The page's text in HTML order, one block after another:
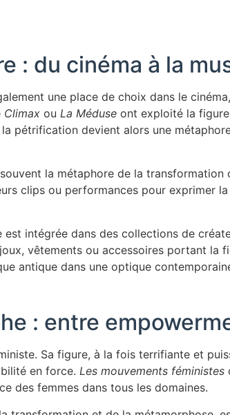
: du cinéma à la
une place de choix dans le
Climax ou La Méduse ont exploité la
pétrification devient alors une
la métaphore de la transformation
clips ou performances pour exprimer
intégrée dans des collections de
vêtements ou accessoires portant la
antique dans une optique
: entre
Sa figure, à la fois terrifiante et
en force. Les mouvements féministes
des femmes dans tous les domaines.